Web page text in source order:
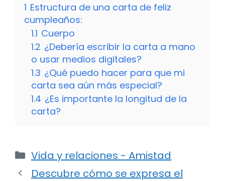
1 Estructura de una carta de feliz
cumpleaños:
1.1 Cuerpo
1.2 ¿Debería escribir la carta a mano
o usar medios digitales?
1.3 ¿Qué puedo hacer para que mi
carta sea aún más especial?
1.4 ¿Es importante la longitud de la
carta?
Categorías
Vida y relaciones - Amistad
Descubre cómo se expresa el